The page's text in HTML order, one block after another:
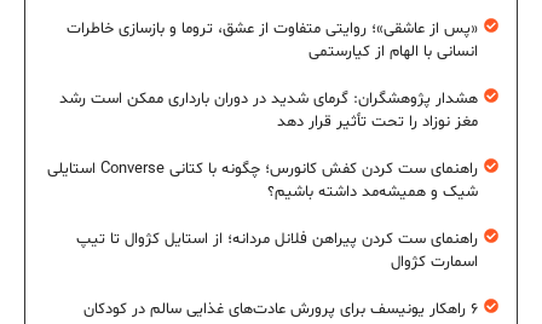
«پس از عاشقی»؛ روایتی متفاوت از عشق، تروما و بازسازی خاطرات
انسانی با الهام از کیارستمی
هشدار پژوهشگران: گرمای شدید در دوران بارداری ممکن است رشد
مغز نوزاد را تحت تأثیر قرار دهد
راهنمای ست کردن کفش کانورس؛ چگونه با کتانی Converse استایلی
شیک و همیشه‌مد داشته باشیم؟
راهنمای ست کردن پیراهن فلانل مردانه؛ از استایل کژوال تا تیپ
اسمارت کژوال
۶ راهکار یونیسف برای پرورش عادت‌های غذایی سالم در کودکان